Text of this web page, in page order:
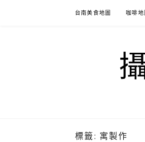
台南美食地圖 咖啡地
標籤: 寓製作